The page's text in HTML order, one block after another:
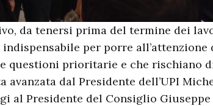
da tenersi prima del termine dei
per porre all’attenzione
questioni prioritarie e che rischiano
avanzata dal Presidente dell’UPI
al Presidente del Consiglio Giuseppe